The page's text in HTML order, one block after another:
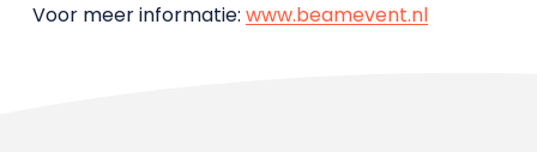
Voor meer informatie: www.beamevent.nl